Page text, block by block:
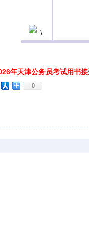
年天津公务员考试用书
0